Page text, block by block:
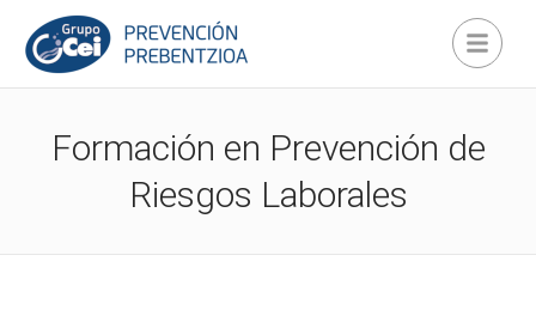
Formación en Prevención de
Riesgos Laborales